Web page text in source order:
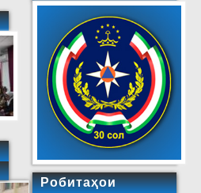
Робитаҳои